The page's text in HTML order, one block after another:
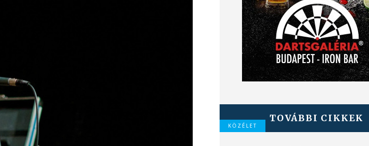
TOVÁBBI CIKKEK
KÖZÉLET